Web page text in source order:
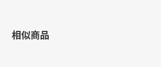
相似商品